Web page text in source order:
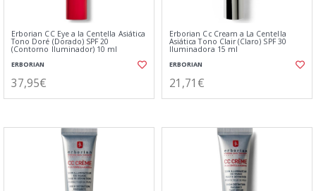
Erborian CC Eye a la Centella Asiática
Tono Doré (Dorado) SPF 20
(Contorno Iluminador) 10 ml
ERBORIAN
37,95€
Erborian Cc Cream a La Centella
Asiática Tono Clair (Claro) SPF 30
Iluminadora 15 ml
ERBORIAN
21,71€